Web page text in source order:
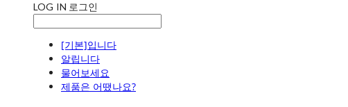
LOG IN 로그인
[기본]입니다
알립니다
물어보세요
제품은 어땠나요?